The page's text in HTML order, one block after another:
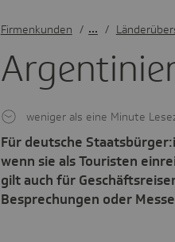
Für deutsche
wenn sie als Touristen
gilt auch für
Besprechungen oder
weniger als eine Minute
Firmenkunden /